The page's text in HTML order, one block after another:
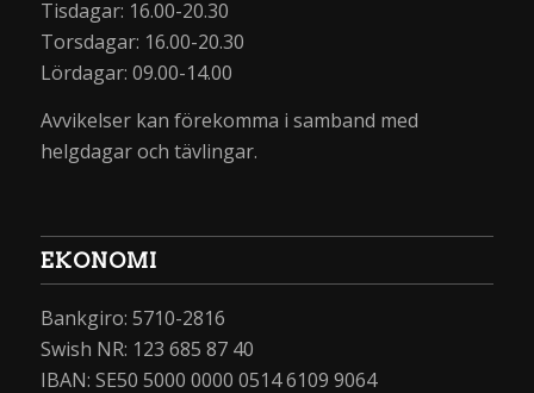
Tisdagar: 16.00-20.30
Torsdagar: 16.00-20.30
Lördagar: 09.00-14.00
Avvikelser kan förekomma i samband med
helgdagar och tävlingar.
EKONOMI
Bankgiro: 5710-2816
Swish NR: 123 685 87 40
IBAN: SE50 5000 0000 0514 6109 9064